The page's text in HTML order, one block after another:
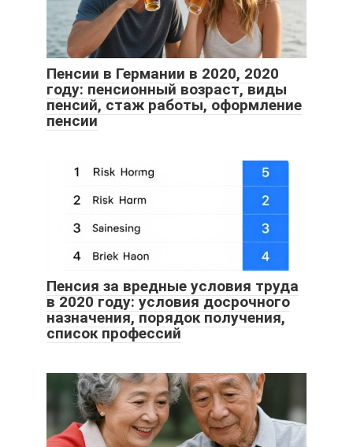
Пенсии в Германии в 2020, 2020
году: пенсионный возраст, виды
пенсий, стаж работы, оформление
пенсии
Пенсия за вредные условия труда
в 2020 году: условия досрочного
назначения, порядок получения,
список профессий